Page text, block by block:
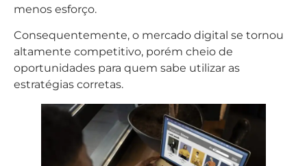
menos esforço.
Consequentemente, o mercado digital se tornou
altamente competitivo, porém cheio de
oportunidades para quem sabe utilizar as
estratégias corretas.